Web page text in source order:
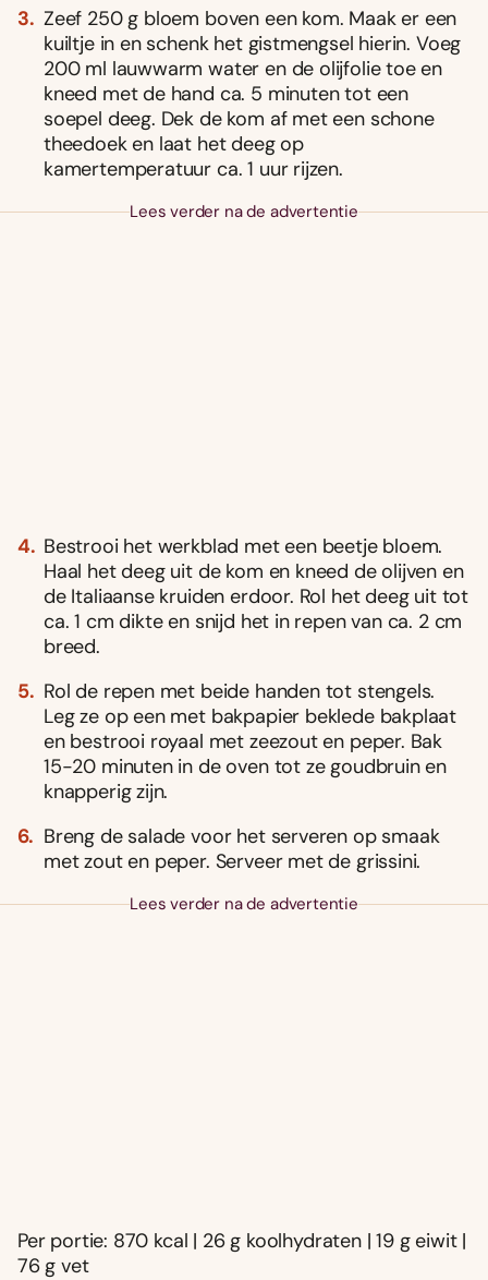
Zeef 250 g bloem boven een kom. Maak er een
kuiltje in en schenk het gistmengsel hierin. Voeg
200 ml lauwwarm water en de olijfolie toe en
kneed met de hand ca. 5 minuten tot een
soepel deeg. Dek de kom af met een schone
theedoek en laat het deeg op
kamertemperatuur ca. 1 uur rijzen.
Lees verder na de advertentie
Bestrooi het werkblad met een beetje bloem.
Haal het deeg uit de kom en kneed de olijven en
de Italiaanse kruiden erdoor. Rol het deeg uit tot
ca. 1 cm dikte en snijd het in repen van ca. 2 cm
breed.
Rol de repen met beide handen tot stengels.
Leg ze op een met bakpapier beklede bakplaat
en bestrooi royaal met zeezout en peper. Bak
15-20 minuten in de oven tot ze goudbruin en
knapperig zijn.
Breng de salade voor het serveren op smaak
met zout en peper. Serveer met de grissini.
Lees verder na de advertentie
Per portie: 870 kcal | 26 g koolhydraten | 19 g eiwit |
76 g vet